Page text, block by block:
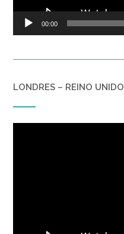
00:00
LONDRES – REINO UNIDO